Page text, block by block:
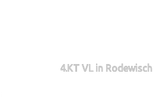
4.KT VL in Rodewisch